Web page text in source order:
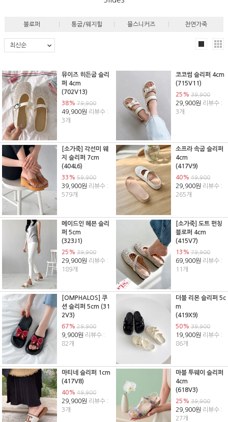
블로퍼 통굽/웨지힐 뮬스니커즈 천연가죽
뮤이즈 히든굽 슬리
퍼 4cm
(702V13)
38%79,900
49,900원 리뷰수 :
3개
코코썸 슬리퍼 4cm
(715V11)
25%39,900
29,900원 리뷰수 :
3개
[소가죽] 각선미 웨
지 슬리퍼 7cm
(404L6)
33%59,900
39,900원 리뷰수 :
579개
소프라 속굽 슬리퍼
4cm
(417V9)
40%49,900
29,900원 리뷰수 :
265개
메이드인 헤븐 슬리
퍼 5cm
(323J1)
25%39,900
29,900원 리뷰수 :
189개
[소가죽] 도트 펀칭
블로퍼 4cm
(415V7)
13%79,900
69,900원 리뷰수 :
11개
[OMPHALOS] 쿠
션 슬리퍼 5cm (31
2V3)
67%29,900
9,900원 리뷰수 :
82개
더블 리본 슬리퍼 5c
m
(419X9)
50%39,900
19,900원 리뷰수 :
86개
마티네 슬리퍼 1cm
(417V8)
40%49,900
29,900원 리뷰수 :
3개
마블 투웨이 슬리퍼
4cm
(618V3)
25%39,900
29,900원 리뷰수 :
27개